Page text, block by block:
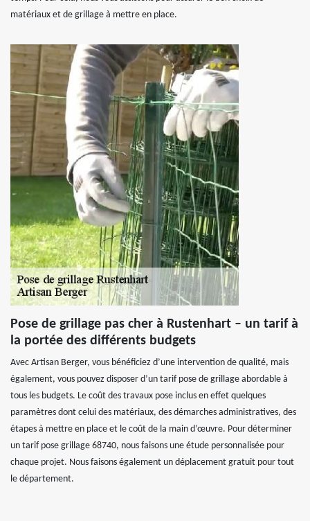
matériaux et de grillage à mettre en place.
Pose de grillage pas cher à Rustenhart – un tarif à
la portée des différents budgets
Avec Artisan Berger, vous bénéficiez d’une intervention de qualité, mais
également, vous pouvez disposer d’un tarif pose de grillage abordable à
tous les budgets. Le coût des travaux pose inclus en effet quelques
paramètres dont celui des matériaux, des démarches administratives, des
étapes à mettre en place et le coût de la main d’œuvre. Pour déterminer
un tarif pose grillage 68740, nous faisons une étude personnalisée pour
chaque projet. Nous faisons également un déplacement gratuit pour tout
le département.